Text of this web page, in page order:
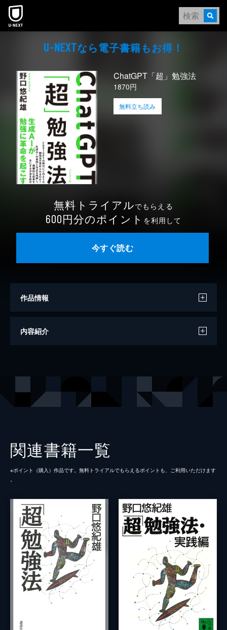
本文へスキップ
U-NEXTなら電⼦書籍もお得！
ChatGPT「超」勉強法
1870円
無料立ち読み
無料トライアルでもらえる
600円分のポイント を利用して
今すぐ読む
作品情報
著者
内容紹介
関連書籍一覧
※ポイント（購⼊）作品です。無料トライアルでもらえるポイントも、ご利⽤いただけます
。